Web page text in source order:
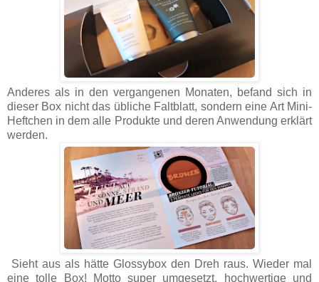
Anderes als in den vergangenen Monaten, befand sich in
dieser Box nicht das übliche Faltblatt, sondern eine Art Mini-
Heftchen in dem alle Produkte und deren Anwendung erklärt
werden.
Sieht aus als hätte Glossybox den Dreh raus. Wieder mal
eine tolle Box! Motto super umgesetzt, hochwertige und